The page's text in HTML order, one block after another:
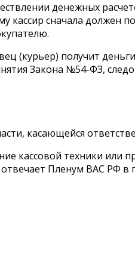
денежных
кассир сначала должен
(курьер) получит
Закона №54-ФЗ,
касающейся
кассовой техники
Пленум ВАС РФ